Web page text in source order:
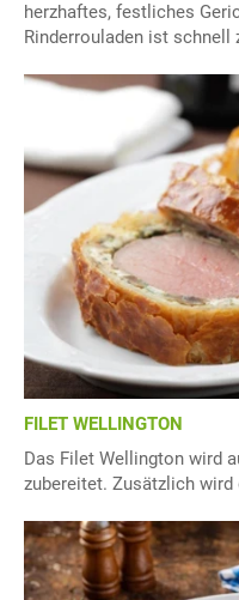
herzhaftes, festliches
Rinderrouladen ist schnell
FILET WELLINGTON
Das Filet Wellington wird
zubereitet. Zusätzlich wird